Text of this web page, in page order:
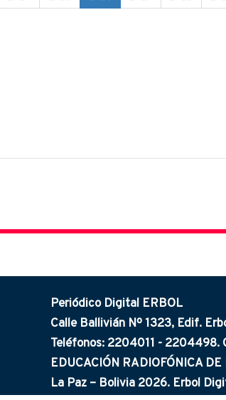
Periódico Digital ERBOL
Calle Ballivián Nº 1323, Edif.
Teléfonos: 2204011 - 2204498.
EDUCACIÓN RADIOFÓNICA
La Paz – Bolivia 2026. Erbol